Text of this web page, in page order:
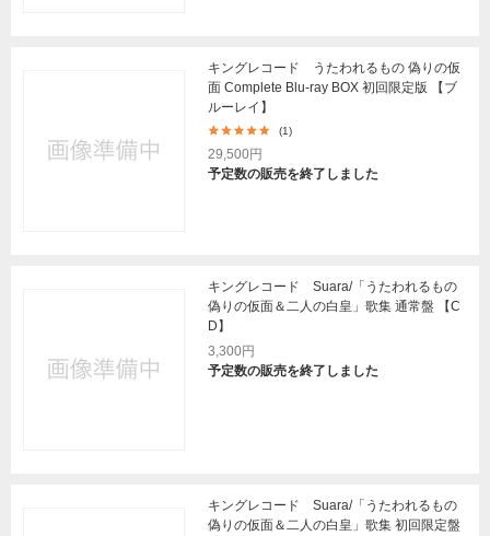
キングレコード うたわれるもの 偽りの仮
面 Complete Blu-ray BOX 初回限定版 【ブ
ルーレイ】
(1)
29,500円
予定数の販売を終了しました
キングレコード Suara/「うたわれるもの
偽りの仮面＆二人の白皇」歌集 通常盤 【C
D】
3,300円
予定数の販売を終了しました
キングレコード Suara/「うたわれるもの
偽りの仮面＆二人の白皇」歌集 初回限定盤